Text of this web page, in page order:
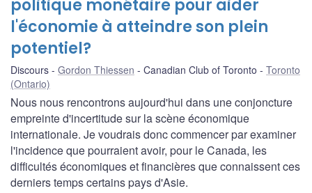
politique monétaire pour aider
l'économie à atteindre son plein
potentiel?
Discours Gordon Thiessen Canadian Club of Toronto
Toronto
(Ontario)
Nous nous rencontrons aujourd'hui dans une conjoncture
empreinte d'incertitude sur la scène économique
internationale. Je voudrais donc commencer par examiner
l'incidence que pourraient avoir, pour le Canada, les
difficultés économiques et financières que connaissent ces
derniers temps certains pays d'Asie.